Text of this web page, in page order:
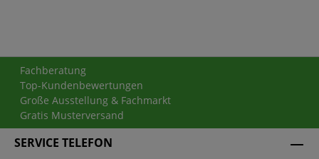
Fachberatung
Top-Kundenbewertungen
Große Ausstellung & Fachmarkt
Gratis Musterversand
SERVICE TELEFON